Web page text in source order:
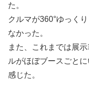
た。
クルマが360°ゆっく
なかった。
また、これまでは展
ルがほぼブースごと
感じた。